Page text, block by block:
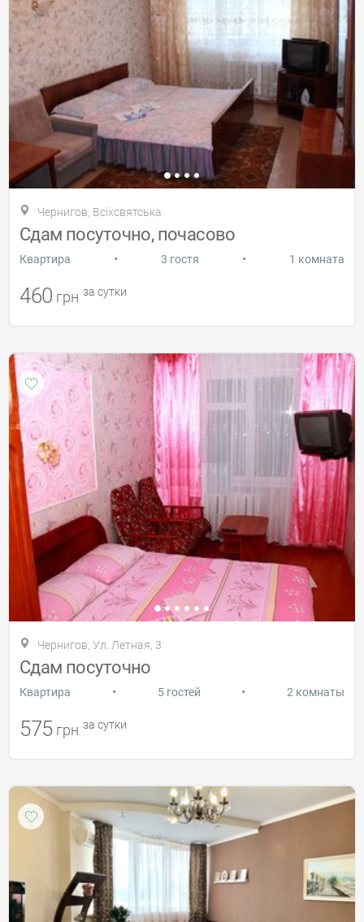
Чернигов, Всіхсвятська
Сдам посуточно, почасово
Квартира • 3 гостя • 1 комната
460 грн за сутки
Чернигов, Ул. Летная, 3
Сдам посуточно
Квартира • 5 гостей • 2 комнаты
575 грн за сутки